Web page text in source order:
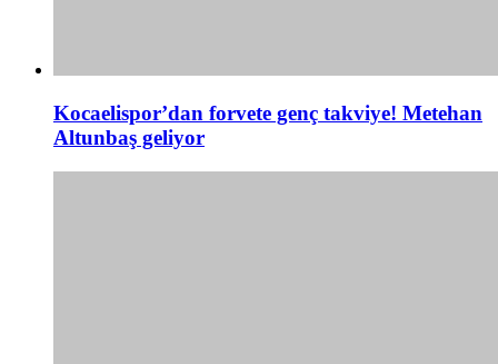
Kocaelispor’dan forvete genç takviye! Metehan
Altunbaş geliyor